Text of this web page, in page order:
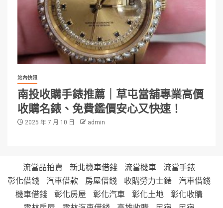
站內快訊
南投收購手錶推薦｜草屯當舖專業高價
收購名錶、免費鑑價安心又快速！
2025 年 7 月 10 日 admin
流當品拍賣 新北機車借錢 流當機車
流當手錶
彰化借錢
汽車借款 房屋借錢 收購勞力士錶
汽車借錢
機車借錢
彰化房屋 彰化汽車 彰化土地
彰化收購